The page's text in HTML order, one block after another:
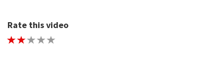
Rate this video